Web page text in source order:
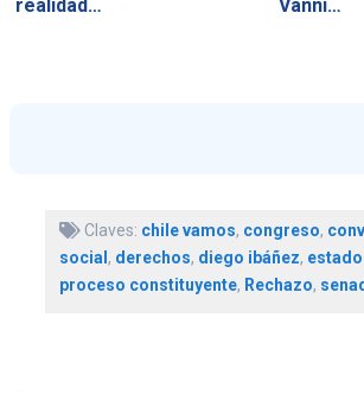
realidad…
Vanni…
Claves: chile vamos, congreso,
social, derechos, diego ibáñez,
proceso constituyente, Rechazo,